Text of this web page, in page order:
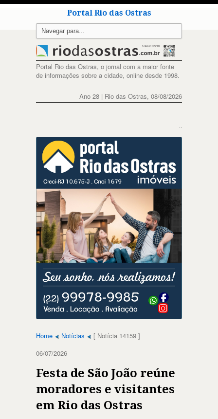
Portal Rio das Ostras
Portal Rio das Ostras, o jornal com a maior fonte
de informações sobre a cidade, online desde 1998.
Ano 28 | Rio das Ostras, 08/08/2026
..
Home Notícias
[ Notícia 14159 ]
06/07/2026
Festa de São João reúne
moradores e visitantes
em Rio das Ostras